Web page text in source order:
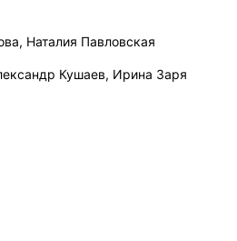
, Наталия Павловская
Кушаев, Ирина Заря